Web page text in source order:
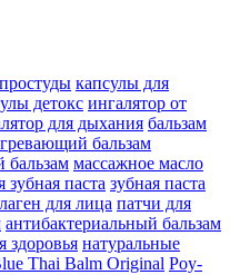
капсулы для
детокс ингалятор от
для дыхания бальзам
бальзам
бальзам массажное масло
зубная паста зубная паста
для лица патчи для
антибактериальный бальзам
здоровья натуральные
Thai Balm Original Poy-